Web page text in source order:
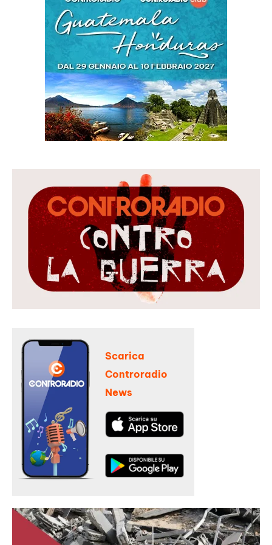
Scarica
Controradio
News